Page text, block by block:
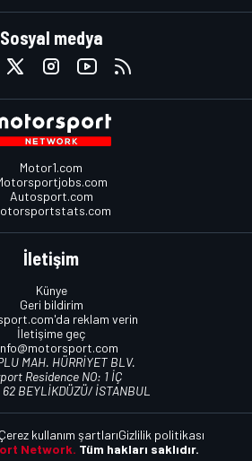
Sosyal medya
Motor1.com
Autosport.com
İletişim
Künye
Geri bildirim
reklam verin
İletişime geç
MAH. HÜRRİYET BLV.
Residence NO: 1 İÇ
62 BEYLİKDÜZÜ/ İSTANBUL
Network. Tüm hakları saklıdır.
Çerez kullanım şartlarıGizlilik politikası